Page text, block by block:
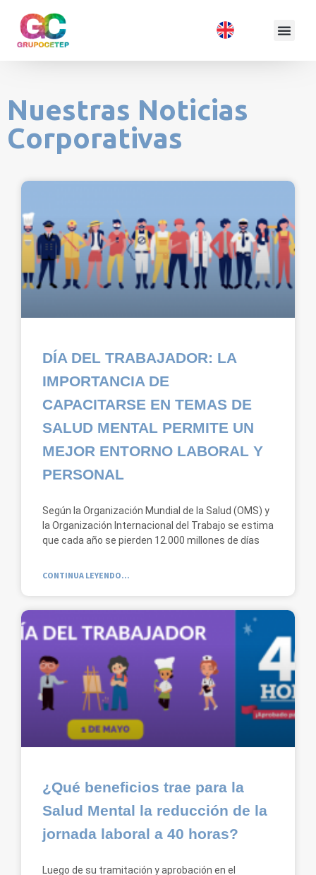
Nuestras Noticias
Corporativas
DÍA DEL TRABAJADOR: LA
IMPORTANCIA DE
CAPACITARSE EN TEMAS DE
SALUD MENTAL PERMITE UN
MEJOR ENTORNO LABORAL Y
PERSONAL
Según la Organización Mundial de la Salud (OMS) y
la Organización Internacional del Trabajo se estima
que cada año se pierden 12.000 millones de días
CONTINUA LEYENDO...
¿Qué beneficios trae para la
Salud Mental la reducción de la
jornada laboral a 40 horas?
Luego de su tramitación y aprobación en el